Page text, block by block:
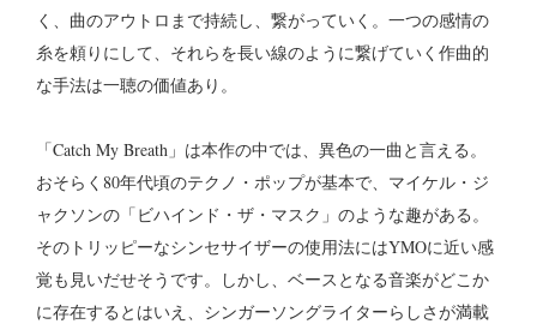
く、曲のアウトロまで持続し、繋がっていく。一つの感情の
糸を頼りにして、それらを長い線のように繋げていく作曲的
な手法は一聴の価値あり。
「Catch My Breath」は本作の中では、異色の一曲と言える。
おそらく80年代頃のテクノ・ポップが基本で、マイケル・ジ
ャクソンの「ビハインド・ザ・マスク」のような趣がある。
そのトリッピーなシンセサイザーの使用法にはYMOに近い感
覚も見いだせそうです。しかし、ベースとなる音楽がどこか
に存在するとはいえ、シンガーソングライターらしさが満載